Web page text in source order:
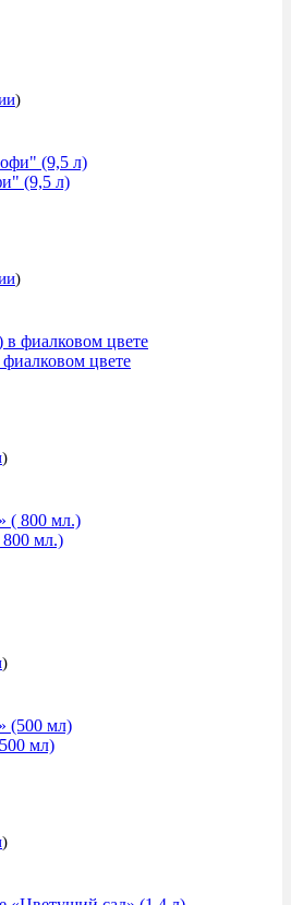
)
(9,5 л)
)
цвете
)
800 мл.)
)
мл)
)